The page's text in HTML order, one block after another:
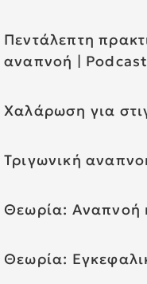
Πεντάλεπτη
αναπνοή |
Χαλάρωση για
Τριγωνική
Θεωρία: Αναπνοή
Θεωρία: